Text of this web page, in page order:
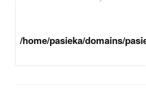
/home/pasieka/domains/